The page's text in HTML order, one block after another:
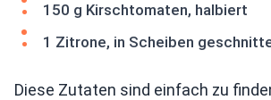
150 g Kirschtomaten, halbiert
1 Zitrone, in Scheiben
Diese Zutaten sind einfach zu